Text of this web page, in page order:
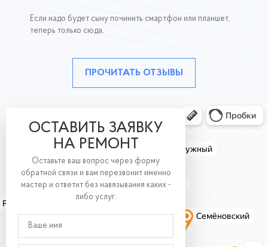
Если надо будет сыну починить смартфон или планшет,
теперь только сюда.
ПРОЧИТАТЬ ОТЗЫВЫ
ОСТАВИТЬ ЗАЯВКУ
НА РЕМОНТ
Оставьте ваш вопрос через форму
обратной связи и вам перезвонит именно
мастер и ответит без навязывания каких -
либо услуг.